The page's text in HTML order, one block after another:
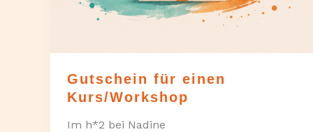
Gutschein für einen
Kurs/Workshop
Im h*2 bei Nadine